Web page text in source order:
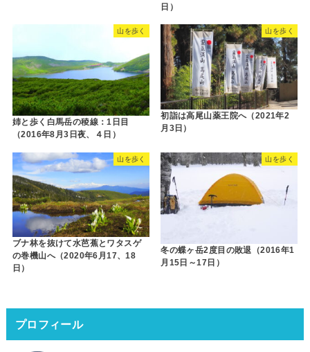
日）
山を歩く
姉と歩く白馬岳の稜線：1日目
（2016年8月3日夜、４日）
山を歩く
初詣は高尾山薬王院へ（2021年2
月3日）
山を歩く
ブナ林を抜けて水芭蕉とワタスゲ
の巻機山へ（2020年6月17、18
日）
山を歩く
冬の蝶ヶ岳2度目の敗退（2016年1
月15日～17日）
プロフィール